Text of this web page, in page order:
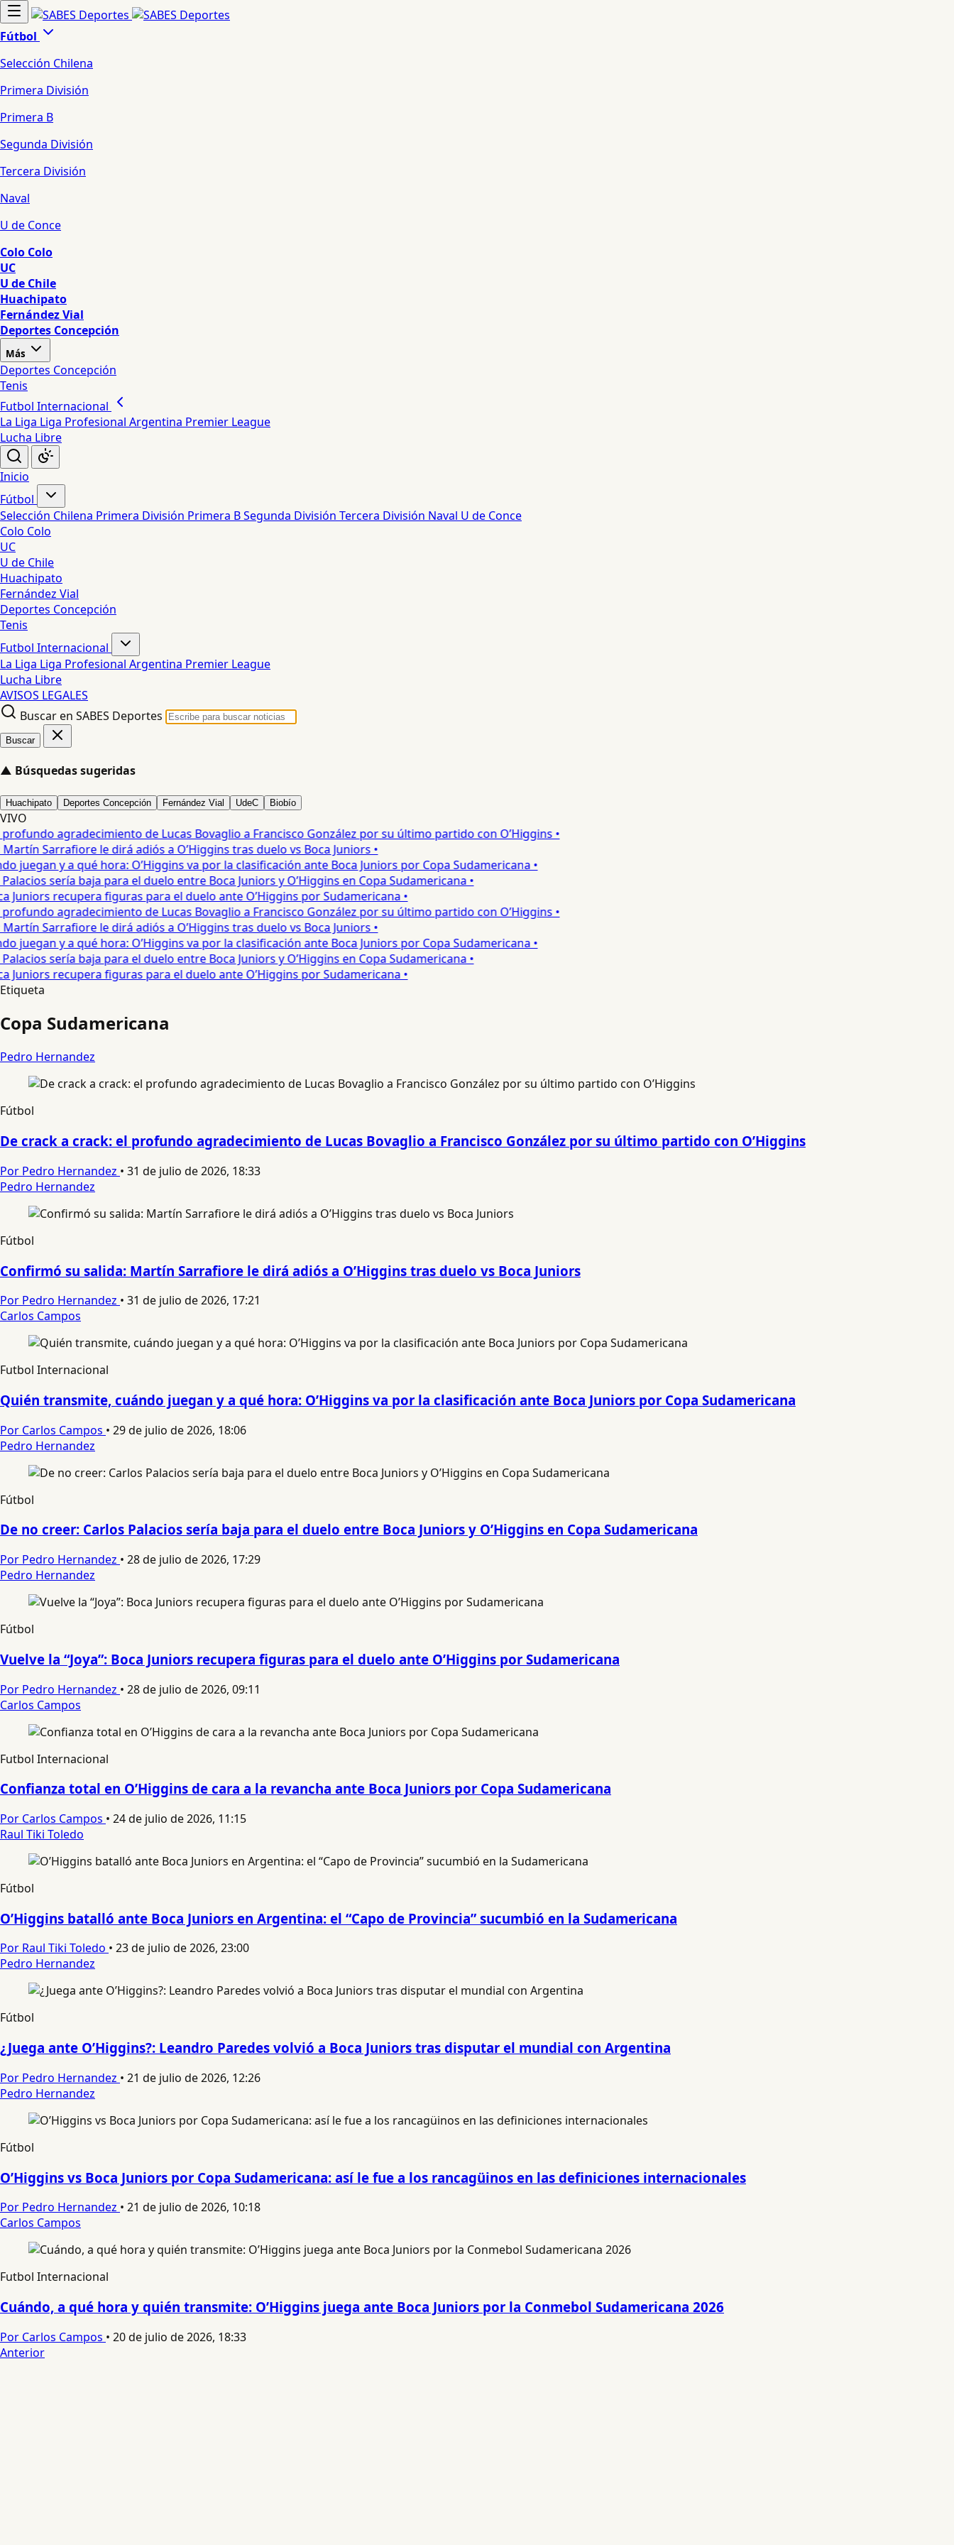
Fútbol
Selección Chilena
Primera División
Primera B
Segunda División
Tercera División
Naval
U de Conce
Colo Colo
UC
U de Chile
Huachipato
Fernández Vial
Deportes Concepción
Más
Deportes Concepción
Tenis
Futbol Internacional
La Liga Liga Profesional Argentina Premier League
Lucha Libre
Inicio
Fútbol
Selección Chilena Primera División Primera BSegunda División Tercera División Naval U de Conce
Colo Colo
UC
U de Chile
Huachipato
Fernández Vial
Deportes Concepción
Tenis
Futbol Internacional
La Liga Liga Profesional Argentina Premier League
Lucha Libre
AVISOS LEGALES
Buscar en SABES Deportes
Buscar
▲ Búsquedas sugeridas
Huachipato Deportes Concepción Fernández Vial UdeC Biobío
VIVO
agradecimiento de Lucas Bovaglio a Francisco González por su último partido con O’Higgins •
Sarrafiore le dirá adiós a O’Higgins tras duelo vs Boca Juniors •
y a qué hora: O’Higgins va por la clasificación ante Boca Juniors por Copa Sudamericana •
sería baja para el duelo entre Boca Juniors y O’Higgins en Copa Sudamericana •
Juniors recupera figuras para el duelo ante O’Higgins por Sudamericana •
agradecimiento de Lucas Bovaglio a Francisco González por su último partido con O’Higgins •
Sarrafiore le dirá adiós a O’Higgins tras duelo vs Boca Juniors •
y a qué hora: O’Higgins va por la clasificación ante Boca Juniors por Copa Sudamericana •
sería baja para el duelo entre Boca Juniors y O’Higgins en Copa Sudamericana •
Juniors recupera figuras para el duelo ante O’Higgins por Sudamericana •
Etiqueta
Copa Sudamericana
Pedro Hernandez
Fútbol
De crack a crack: el profundo agradecimiento de Lucas Bovaglio a Francisco González por su último partido con O’Higgins
Por Pedro Hernandez • 31 de julio de 2026, 18:33
Pedro Hernandez
Fútbol
Confirmó su salida: Martín Sarrafiore le dirá adiós a O’Higgins tras duelo vs Boca Juniors
Por Pedro Hernandez • 31 de julio de 2026, 17:21
Carlos Campos
Futbol Internacional
Quién transmite, cuándo juegan y a qué hora: O’Higgins va por la clasificación ante Boca Juniors por Copa Sudamericana
Por Carlos Campos • 29 de julio de 2026, 18:06
Pedro Hernandez
Fútbol
De no creer: Carlos Palacios sería baja para el duelo entre Boca Juniors y O’Higgins en Copa Sudamericana
Por Pedro Hernandez • 28 de julio de 2026, 17:29
Pedro Hernandez
Fútbol
Vuelve la “Joya”: Boca Juniors recupera figuras para el duelo ante O’Higgins por Sudamericana
Por Pedro Hernandez • 28 de julio de 2026, 09:11
Carlos Campos
Futbol Internacional
Confianza total en O’Higgins de cara a la revancha ante Boca Juniors por Copa Sudamericana
Por Carlos Campos • 24 de julio de 2026, 11:15
Raul Tiki Toledo
Fútbol
O’Higgins batalló ante Boca Juniors en Argentina: el “Capo de Provincia” sucumbió en la Sudamericana
Por Raul Tiki Toledo • 23 de julio de 2026, 23:00
Pedro Hernandez
Fútbol
¿Juega ante O’Higgins?: Leandro Paredes volvió a Boca Juniors tras disputar el mundial con Argentina
Por Pedro Hernandez • 21 de julio de 2026, 12:26
Pedro Hernandez
Fútbol
O’Higgins vs Boca Juniors por Copa Sudamericana: así le fue a los rancagüinos en las definiciones internacionales
Por Pedro Hernandez • 21 de julio de 2026, 10:18
Carlos Campos
Futbol Internacional
Cuándo, a qué hora y quién transmite: O’Higgins juega ante Boca Juniors por la Conmebol Sudamericana 2026
Por Carlos Campos • 20 de julio de 2026, 18:33
Anterior